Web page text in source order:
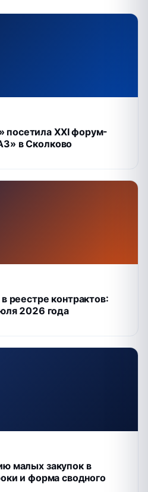
XXI форум-
в Сколково
реестре контрактов:
2026 года
малых закупок в
и форма сводного